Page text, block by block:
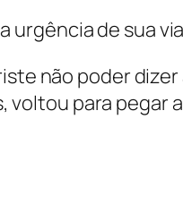
urgência de sua
não poder dizer
para pegar a